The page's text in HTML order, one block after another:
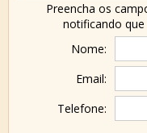
Preencha os
notificando
Nome:
Email:
Telefone: